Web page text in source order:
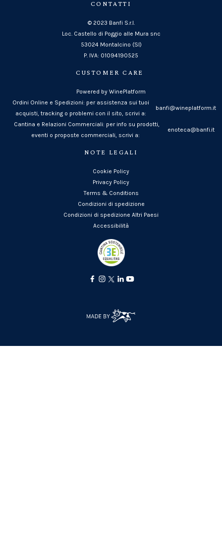
CONTATTI
© 2023 Banfi S.r.l.
Loc. Castello di Poggio alle Mura snc
53024 Montalcino (SI)
P. IVA: 01094190525
CUSTOMER CARE
Powered by WinePlatform
Ordini Online e Spedizioni: per assistenza sui tuoi
acquisti, tracking o problemi con il sito, scrivi a:
banfi@wineplatform.it
Cantina e Relazioni Commerciali: per info su prodotti,
eventi o proposte commerciali, scrivi a:
enoteca@banfi.it
NOTE LEGALI
Cookie Policy
Privacy Policy
Terms & Conditions
Condizioni di spedizione
Condizioni di spedizione Altri Paesi
Accessibilità